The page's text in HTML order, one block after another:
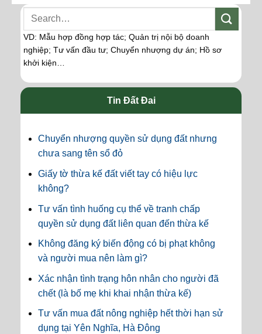
VD: Mẫu hợp đồng hợp tác; Quản trị nội bộ doanh
nghiệp; Tư vấn đầu tư; Chuyển nhượng dự án; Hồ sơ
khởi kiện…
Tin Đất Đai
Chuyển nhượng quyền sử dụng đất nhưng
chưa sang tên sổ đỏ
Giấy tờ thừa kế đất viết tay có hiệu lực
không?
Tư vấn tình huống cụ thể về tranh chấp
quyền sử dụng đất liên quan đến thừa kế
Không đăng ký biến động có bị phạt không
và người mua nên làm gì?
Xác nhận tình trạng hôn nhân cho người đã
chết (là bố mẹ khi khai nhận thừa kế)
Tư vấn mua đất nông nghiệp hết thời hạn sử
dụng tại Yên Nghĩa, Hà Đông